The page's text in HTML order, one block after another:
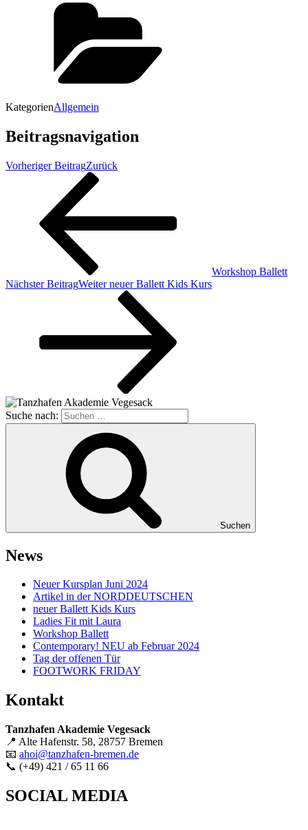
KategorienAllgemein
Beitragsnavigation
Vorheriger BeitragZurück
Workshop Ballett
Nächster BeitragWeiter neuer Ballett Kids Kurs
Suche nach:
Suchen
News
Neuer Kursplan Juni 2024
Artikel in der NORDDEUTSCHEN
neuer Ballett Kids Kurs
Ladies Fit mit Laura
Workshop Ballett
Contemporary! NEU ab Februar 2024
Tag der offenen Tür
FOOTWORK FRIDAY
Kontakt
Tanzhafen Akademie Vegesack
📍 Alte Hafenstr. 58, 28757 Bremen
📧 ahoi@tanzhafen-bremen.de
📞 (+49) 421 / 65 11 66
SOCIAL MEDIA